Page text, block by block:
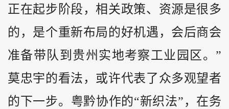
正在起步阶段，相关政策、资源是很多
的，是个重新布局的好机遇，会后商会
准备带队到贵州实地考察工业园区。”
莫忠宇的看法，或许代表了众多观望者
的下一步。粤黔协作的“新织法”，在务